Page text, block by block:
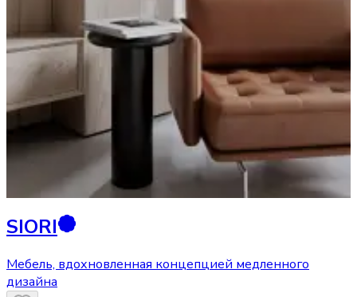
SIORI
Мебель, вдохновленная концепцией медленного
дизайна